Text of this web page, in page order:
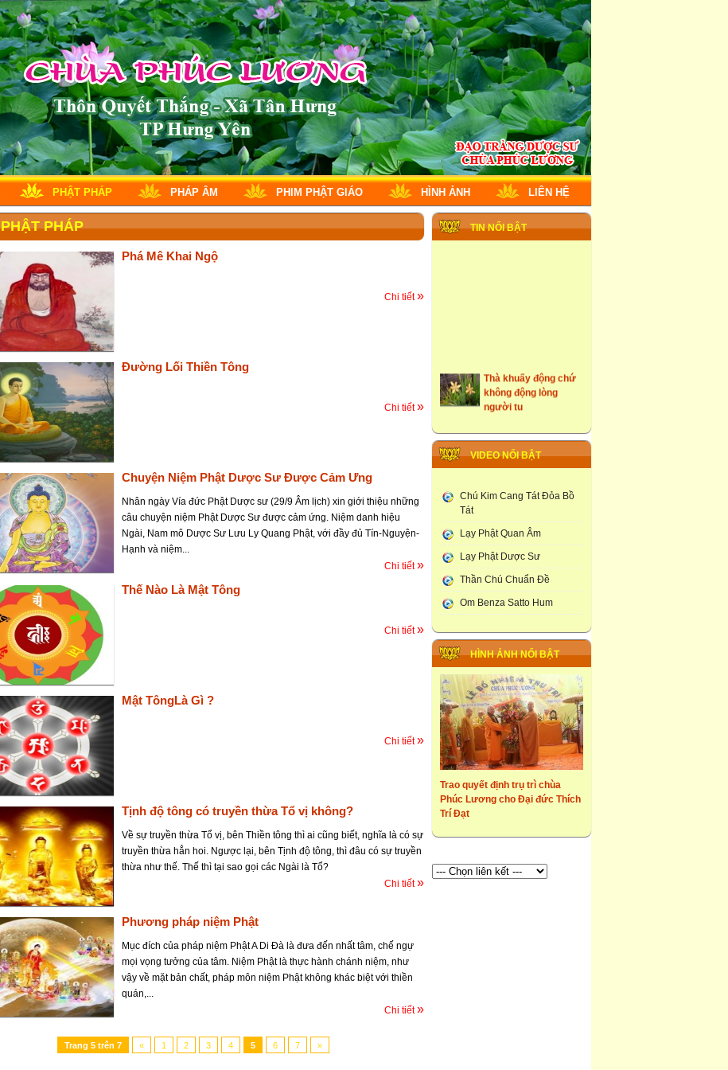
PHẬT PHÁP PHÁP ÂM PHIM PHẬT GIÁO HÌNH ẢNH LIÊN HỆ
PHẬT PHÁP
Phá Mê Khai Ngộ
Chi tiết»
Đường Lối Thiền Tông
Chi tiết»
Chuyện Niệm Phật Dược Sư Được Cảm Ưng
Nhân ngày Vía đức Phật Dược sư (29/9 Âm lịch) xin giới thiệu những
câu chuyện niệm Phật Dược Sư được cảm ứng. Niệm danh hiệu
Ngài, Nam mô Dược Sư Lưu Ly Quang Phật, với đầy đủ Tín-Nguyện-
Hạnh và niệm...
Chi tiết»
Thế Nào Là Mật Tông
Chi tiết»
Mật TôngLà Gì ?
Chi tiết»
Tịnh độ tông có truyền thừa Tổ vị không?
Về sự truyền thừa Tổ vị, bên Thiền tông thì ai cũng biết, nghĩa là có sự
truyền thừa hẳn hoi. Ngược lại, bên Tịnh độ tông, thì đâu có sự truyền
thừa như thế. Thế thì tại sao gọi các Ngài là Tổ?
Chi tiết»
Phương pháp niệm Phật
Mục đích của pháp niệm Phật A Di Đà là đưa đến nhất tâm, chế ngự
mọi vọng tưởng của tâm. Niệm Phật là thực hành chánh niệm, như
vậy về mặt bản chất, pháp môn niệm Phật không khác biệt với thiền
quán,...
Chi tiết»
Trang 5 trên 7 « 1 2 3 4 5 6 7 »
TIN NỔI BẬT
Thà khuấy động chứ
không động lòng
người tu
Hưng Yên
Tây Du Ký Dưới Góc
Truyền Thống Phật
Giao
Học Viện Phật Giao
larung ga
Thạt Luống -Tháp Của
Chùa Phúc Lương :
Tổ Chức Lễ Khai Đàn
Dược Sư Thất Châu
VIDEO NỔI BẬT
Chú Kim Cang Tát Đỏa Bồ
Tát
Lạy Phật Quan Âm
Lạy Phật Dược Sư
Thần Chú Chuẩn Đề
Om Benza Satto Hum
HÌNH ẢNH NỔI BẬT
Trao quyết định trụ trì chùa
Phúc Lương cho Đại đức Thích
Trí Đạt